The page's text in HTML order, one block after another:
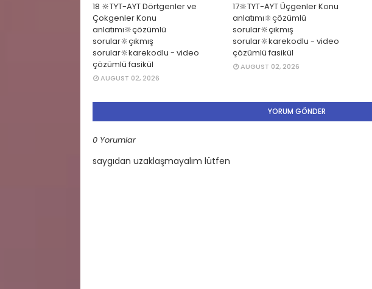
18 🔆TYT-AYT Dörtgenler ve
Çokgenler Konu
anlatımı🔆çözümlü
sorular🔆çıkmış
sorular🔆karekodlu - video
çözümlü fasikül
AUGUST 02, 2026
17🔆TYT-AYT Üçgenler Konu
anlatımı🔆çözümlü
sorular🔆çıkmış
sorular🔆karekodlu - video
çözümlü fasikül
AUGUST 02, 2026
YORUM GÖNDER
0 Yorumlar
saygıdan uzaklaşmayalım lütfen